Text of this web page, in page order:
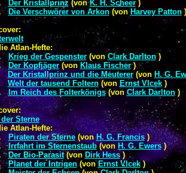
Der Kristallprinz (vonK. H. Scheer)
Die Verschwörer von Arkon(von Harvey Patton)
Hefte:
Krieg der Gespenster(von Clark Darlton)
Der Kopfjäger(vonKlaus Fischer)
Der Kristallprinz und die Meuterer(von H. G.
Welt der tausend Foltern(von Ernst Vlcek)
Im Reich des Folterkönigs(vonClark Darlton)
Sterne
Hefte:
Piraten der Sterne(vonH. G. Francis)
Irrfahrt im Sternenstaub(vonH. G. Ewers)
Der Bio-Parasit(von Dirk Hess)
Planet der Intrigen(von Ernst Vlcek)